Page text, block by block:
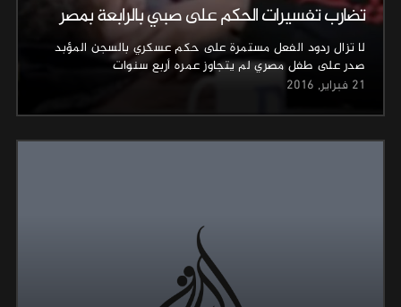
تضارب تفسيرات الحكم على صبي بالرابعة بمصر
لا تزال ردود الفعل مستمرة على حكم عسكري بالسجن المؤبد
صدر على طفل مصري لم يتجاوز عمره أربع سنوات
21 فبراير, 2016